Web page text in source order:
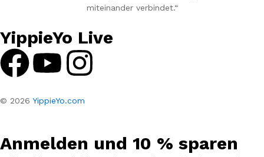
miteinander verbindet.“
YippieYo Live
© 2026 YippieYo.com
Anmelden und 10 % sparen